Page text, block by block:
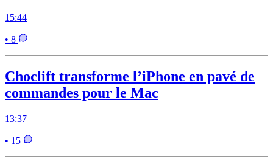
15:44
• 8
Choclift transforme l’iPhone en pavé de
commandes pour le Mac
13:37
• 15